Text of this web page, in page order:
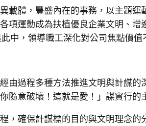
載體，豐盛內在的事務，以主題
運動成為扶植優良企業文明、增
中，領導職工深化對公司焦點價值
由過程多種方法推進文明與計謀
隨意破壞！這就是愛！」謀實行的
確保計謀標的目的與文明理念的